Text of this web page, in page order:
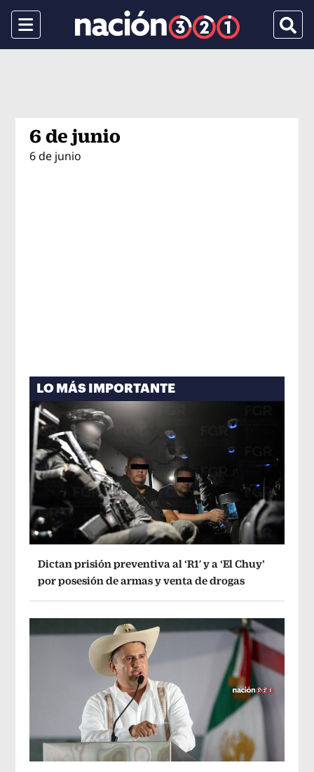
Menu
6 de junio
6 de junio
LO MÁS IMPORTANTE
Dictan prisión preventiva al ‘R1′ y a ‘El Chuy’
por posesión de armas y venta de drogas